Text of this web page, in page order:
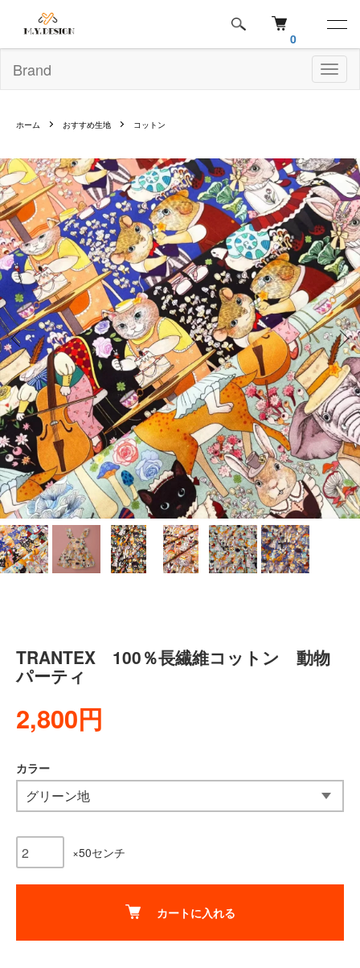
Brand
0
ホーム おすすめ生地 コットン
TRANTEX 100％長繊維コットン 動物
パーティ
2,800円
カラー
×50センチ
カートに入れる